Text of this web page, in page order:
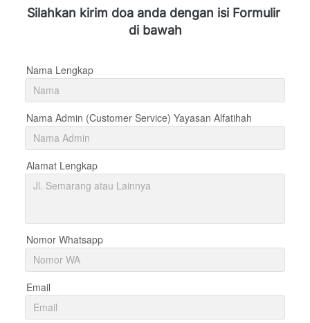
Silahkan kirim doa anda dengan isi Formulir
di bawah
Nama Lengkap
Nama Admin (Customer Service) Yayasan Alfatihah
Alamat Lengkap
Nomor Whatsapp
Email